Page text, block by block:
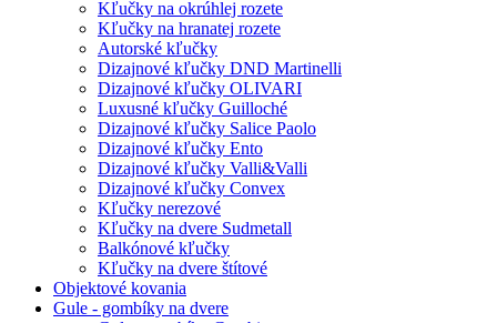
Kľučky na okrúhlej rozete
Kľučky na hranatej rozete
Autorské kľučky
Dizajnové kľučky DND Martinelli
Dizajnové kľučky OLIVARI
Luxusné kľučky Guilloché
Dizajnové kľučky Salice Paolo
Dizajnové kľučky Ento
Dizajnové kľučky Valli&Valli
Dizajnové kľučky Convex
Kľučky nerezové
Kľučky na dvere Sudmetall
Balkónové kľučky
Kľučky na dvere štítové
Objektové kovania
Gule - gombíky na dvere